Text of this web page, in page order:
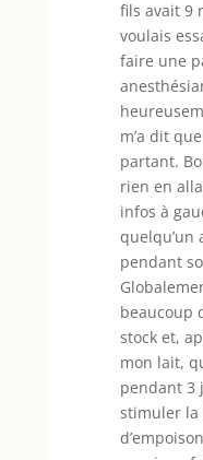
fils avait 9
voulais
faire une
m’a dit
partant.
rien en
infos à
quelqu’un
pendant
beaucoup
stock et,
mon lait,
pendant 3
stimuler la